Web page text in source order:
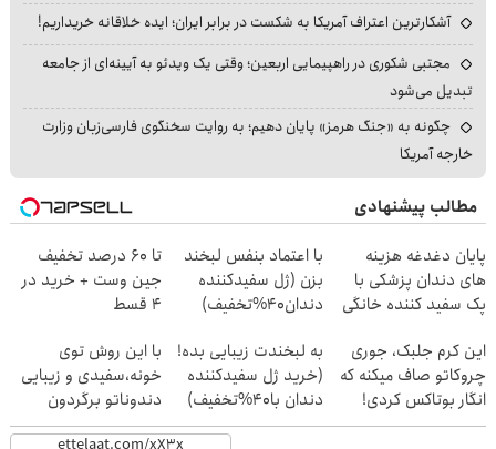
آشکارترین اعتراف آمریکا به شکست در برابر ایران؛ ایده خلاقانه خریداریم!
مجتبی شکوری در راهپیمایی اربعین؛ وقتی یک ویدئو به آیینه‌ای از جامعه
تبدیل می‌شود
چگونه به «جنگ هرمز» پایان دهیم؛ به روایت سخنگوی فارسی‌زبان وزارت
خارجه آمریکا
مطالب پیشنهادی
پایان دغدغه هزینه
های دندان پزشکی با
پک سفید کننده خانگی
با اعتماد بنفس لبخند
بزن (ژل سفیدکننده
دندان40%تخفیف)
تا 60 درصد تخفیف
جین وست + خرید در
4 قسط
این کرم جلبک، جوری
چروکاتو صاف میکنه که
انگار بوتاکس کردی!
(تخفیف ویژه)
به لبخندت زیبایی بده!
(خرید ژل سفیدکننده
دندان با40%تخفیف)
با این روش توی
خونه،سفیدی و زیبایی
دندوناتو برگردون
(40%off)